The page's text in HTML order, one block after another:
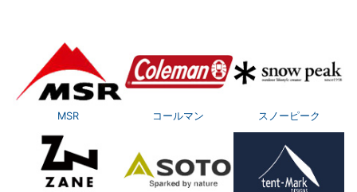
MSR コールマン スノーピーク